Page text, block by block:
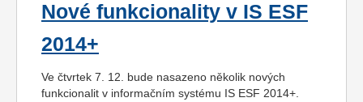
Nové funkcionality v IS ESF
2014+
Ve čtvrtek 7. 12. bude nasazeno několik nových
funkcionalit v informačním systému IS ESF 2014+.